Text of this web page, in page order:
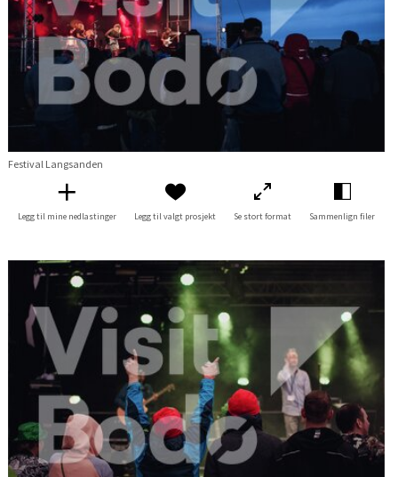
Festival Langsanden
Legg til mine nedlastinger Legg til valgt prosjekt Se stort format Sammenlign filer